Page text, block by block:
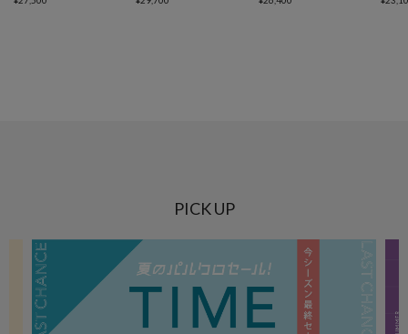
PICK UP